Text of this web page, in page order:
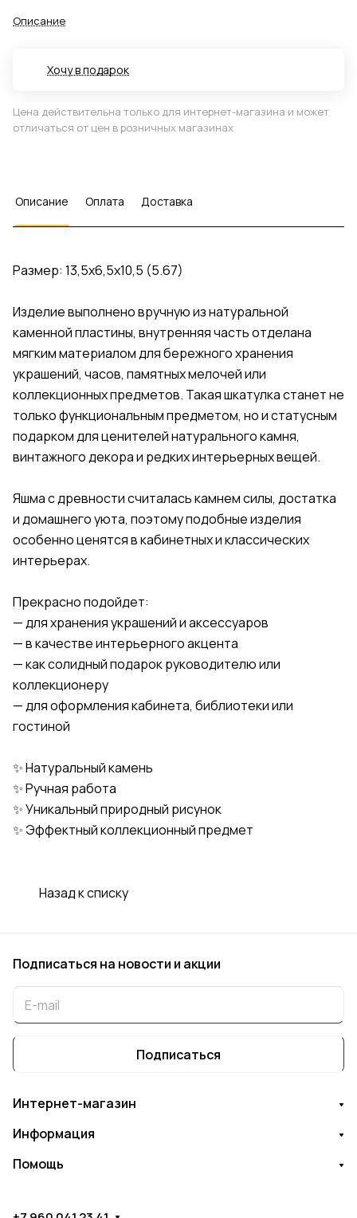
Описание
Хочу в подарок
Цена действительна только для интернет-магазина и может
отличаться от цен в розничных магазинах
Описание Оплата Доставка
Размер: 13,5х6,5х10,5 (5.67)
Изделие выполнено вручную из натуральной
каменной пластины, внутренняя часть отделана
мягким материалом для бережного хранения
украшений, часов, памятных мелочей или
коллекционных предметов. Такая шкатулка станет не
только функциональным предметом, но и статусным
подарком для ценителей натурального камня,
винтажного декора и редких интерьерных вещей.
Яшма с древности считалась камнем силы, достатка
и домашнего уюта, поэтому подобные изделия
особенно ценятся в кабинетных и классических
интерьерах.
Прекрасно подойдет:
— для хранения украшений и аксессуаров
— в качестве интерьерного акцента
— как солидный подарок руководителю или
коллекционеру
— для оформления кабинета, библиотеки или
гостиной
✨ Натуральный камень
✨ Ручная работа
✨ Уникальный природный рисунок
✨ Эффектный коллекционный предмет
Назад к списку
Подписаться на новости и акции
Подписаться
Интернет-магазин
Информация
Помощь